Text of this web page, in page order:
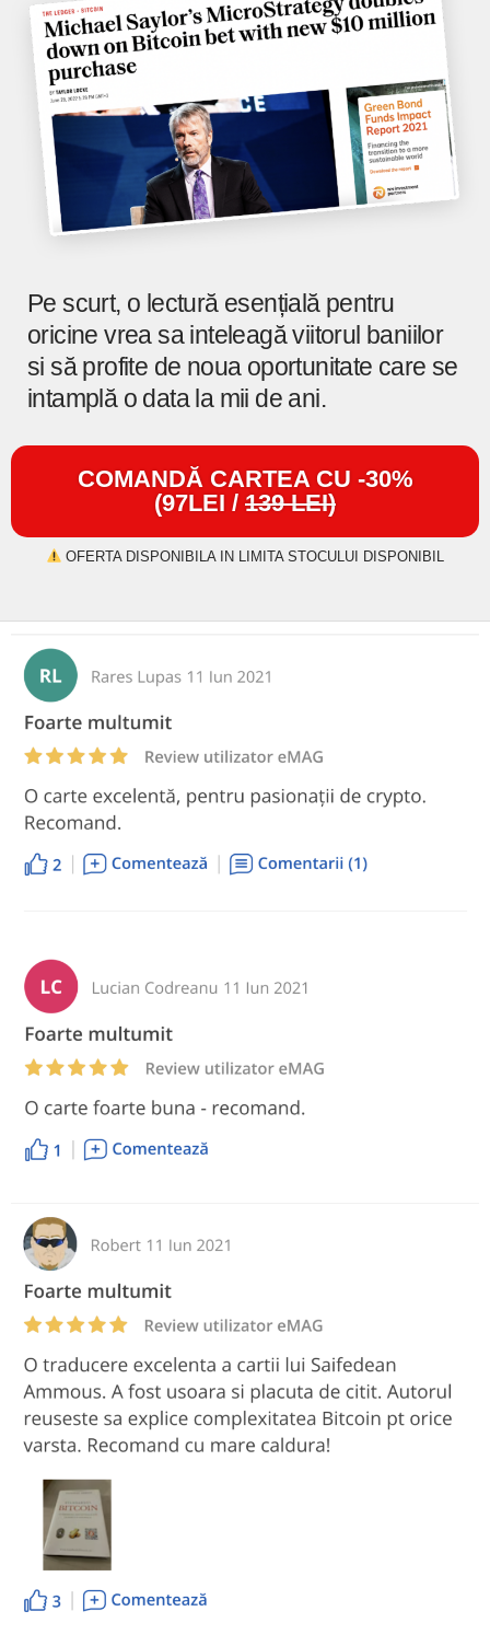
Pe scurt, o lectură esențială pentru
oricine vrea sa inteleagă viitorul baniilor
si să profite de noua oportunitate care se
intamplă o data la mii de ani.
COMANDĂ CARTEA CU -30%
(97LEI / 139 LEI)
OFERTA DISPONIBILA IN LIMITA STOCULUI DISPONIBIL